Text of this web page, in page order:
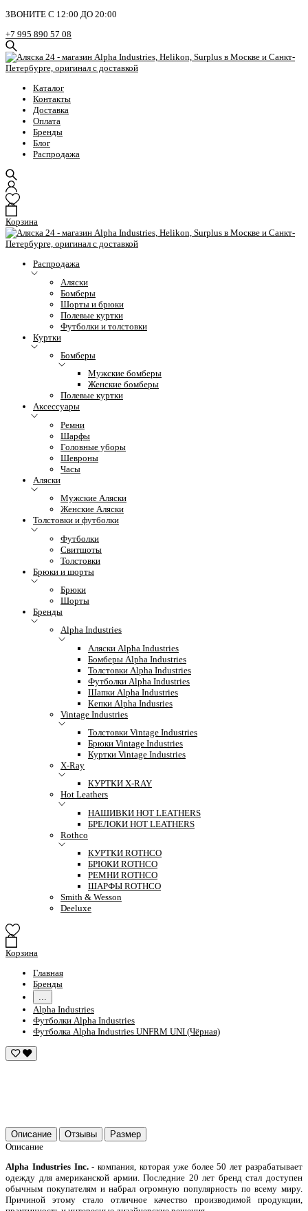
ЗВОНИТЕ С 12:00 ДО 20:00
+7 995 890 57 08
Каталог
Контакты
Доставка
Оплата
Бренды
Блог
Распродажа
Корзина
Распродажа
Аляски
Бомберы
Шорты и брюки
Полевые куртки
Футболки и толстовки
Куртки
Бомберы
Мужские бомберы
Женские бомберы
Полевые куртки
Аксессуары
Ремни
Шарфы
Головные уборы
Шевроны
Часы
Аляски
Мужские Аляски
Женские Аляски
Толстовки и футболки
Футболки
Свитшоты
Толстовки
Брюки и шорты
Брюки
Шорты
Бренды
Alpha Industries
Аляски Alpha Industries
Бомберы Alpha Industries
Толстовки Alpha Industries
Футболки Alpha Industries
Шапки Alpha Industries
Кепки Alpha Indusries
Vintage Industries
Толстовки Vintage Industries
Брюки Vintage Industries
Куртки Vintage Industries
X-Ray
КУРТКИ X-RAY
Hot Leathers
НАШИВКИ HOT LEATHERS
БРЕЛОКИ HOT LEATHERS
Rothco
КУРТКИ ROTHCO
БРЮКИ ROTHCO
РЕМНИ ROTHCO
ШАРФЫ ROTHCO
Smith & Wesson
Deeluxe
Корзина
Главная
Бренды
Alpha Industries
Футболки Alpha Industries
Футболка Alpha Industries UNFRM UNI (Чёрная)
Описание Отзывы
Размер
Описание
Alpha Industries Inc.- компания, которая уже более 50 лет разрабатывает
одежду для американской армии. Последние 20 лет бренд стал доступен
обычным покупателям и набрал огромную популярность по всему миру.
Причиной этому стало отличное качество производимой продукции,